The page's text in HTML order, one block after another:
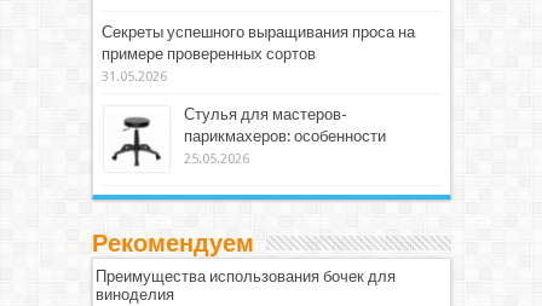
Секреты успешного выращивания проса на
примере проверенных сортов
31.05.2026
Стулья для мастеров-
парикмахеров: особенности
25.05.2026
Рекомендуем
Преимущества использования бочек для
виноделия